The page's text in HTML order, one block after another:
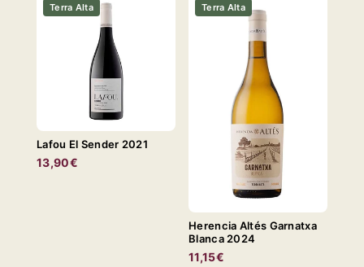
Terra Alta
Lafou El Sender 2021
13,90€
Terra Alta
Herencia Altés Garnatxa
Blanca 2024
11,15€